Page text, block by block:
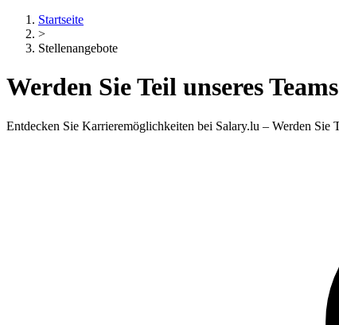
Startseite
>
Stellenangebote
Werden Sie Teil unseres
Entdecken Sie Karrieremöglichkeiten bei Salary.lu – Werden